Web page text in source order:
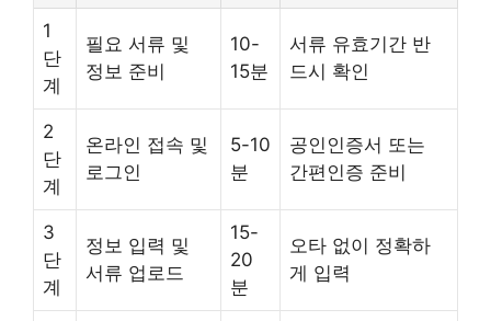
1
단
계
필요 서류 및
정보 준비
10-
15분
서류 유효기간 반
드시 확인
2
단
계
온라인 접속 및
로그인
5-10
분
공인인증서 또는
간편인증 준비
3
단
계
정보 입력 및
서류 업로드
15-
20
분
오타 없이 정확하
게 입력